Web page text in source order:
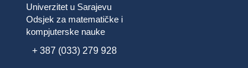
Univerzitet u Sarajevu
Odsjek za matematičke i
kompjuterske nauke
+ 387 (033) 279 928